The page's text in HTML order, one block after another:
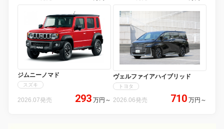
ジムニーノマド
スズキ
2026.07発売 293 万円 ～
ヴェルファイアハイブリッド
トヨタ
2026.06発売 710 万円 ～